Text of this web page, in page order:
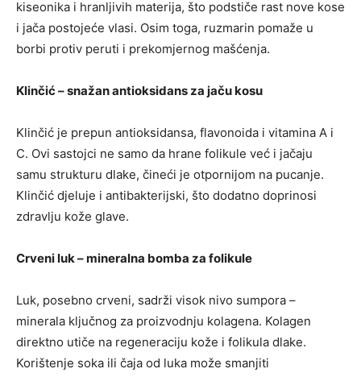
kiseonika i hranljivih materija, što podstiče rast nove kose
i jača postojeće vlasi. Osim toga, ruzmarin pomaže u
borbi protiv peruti i prekomjernog mašćenja.
Klinčić – snažan antioksidans za jaču kosu
Klinčić je prepun antioksidansa, flavonoida i vitamina A i
C. Ovi sastojci ne samo da hrane folikule već i jačaju
samu strukturu dlake, čineći je otpornijom na pucanje.
Klinčić djeluje i antibakterijski, što dodatno doprinosi
zdravlju kože glave.
Crveni luk – mineralna bomba za folikule
Luk, posebno crveni, sadrži visok nivo sumpora –
minerala ključnog za proizvodnju kolagena. Kolagen
direktno utiče na regeneraciju kože i folikula dlake.
Korištenje soka ili čaja od luka može smanjiti